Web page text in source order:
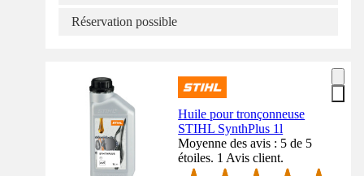
Réservation possible
Huile pour tronçonneuse
STIHL SynthPlus 1l
Moyenne des avis : 5 de 5
étoiles. 1 Avis client.